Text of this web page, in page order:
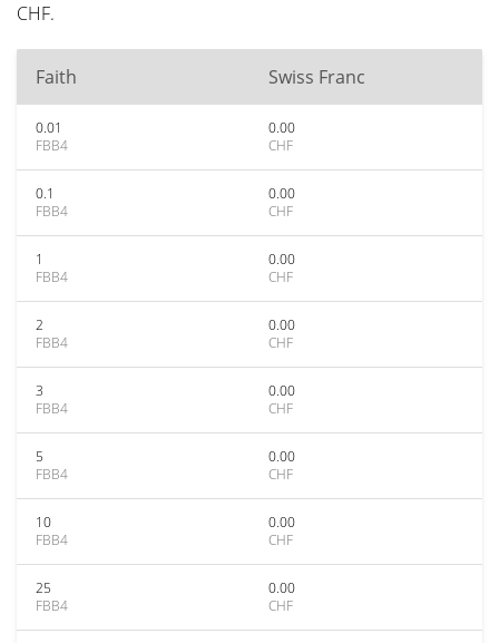
CHF.
Faith Swiss Franc
0.01
FBB4
0.00
CHF
0.1
FBB4
0.00
CHF
1
FBB4
0.00
CHF
2
FBB4
0.00
CHF
3
FBB4
0.00
CHF
5
FBB4
0.00
CHF
10
FBB4
0.00
CHF
25
FBB4
0.00
CHF